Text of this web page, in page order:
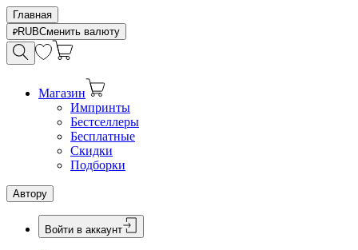
Главная
RUBСменить валюту
Магазин
Импринты
Бестселлеры
Бесплатные
Скидки
Подборки
Автору
Войти в аккаунт